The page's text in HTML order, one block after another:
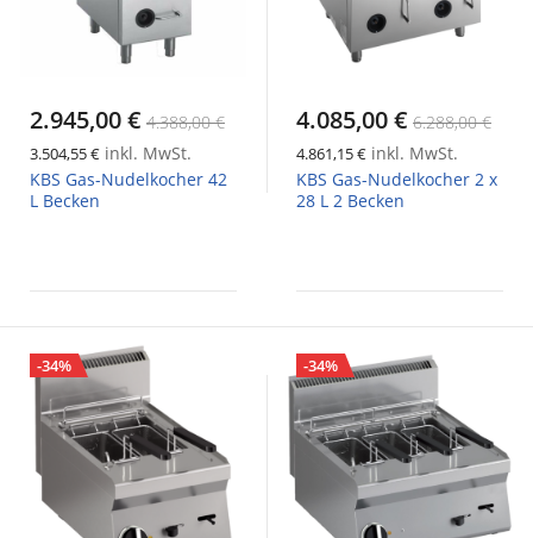
2.945,00 € 4.388,00 €
3.504,55 € inkl. MwSt.
KBS Gas-Nudelkocher 42
L Becken
4.085,00 € 6.288,00 €
4.861,15 € inkl. MwSt.
KBS Gas-Nudelkocher 2 x
28 L 2 Becken
-34% -34%